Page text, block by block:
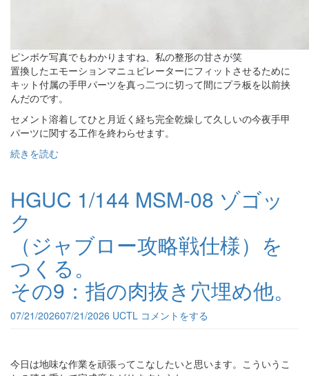
ピンボケ写真でもわかりますね、私の整形の甘さが笑
置換したエモーションマニュピレーターにフィットさせるために
キット付属の手甲パーツを真っ二つに切って間にプラ板を以前挟
んだのです。
セメント溶着してひと月近く経ち完全乾燥して久しいの今夜手甲
パーツに関する工作を終わらせます。
続きを読む
HGUC 1/144 MSM-08 ゾゴッ
ク
（ジャブロー攻略戦仕様）を
つくる。
その9：指の肉抜き穴埋め他。
07/21/202607/21/2026 UCTL コメントをする
今日は地味な作業を頑張ってこなしたいと思います。こういうこ